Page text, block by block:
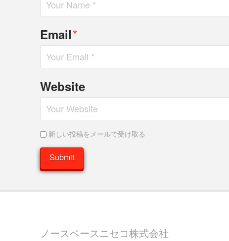
Email*
Website
新しい投稿をメールで受け取る
ノースベースニセコ株式会社